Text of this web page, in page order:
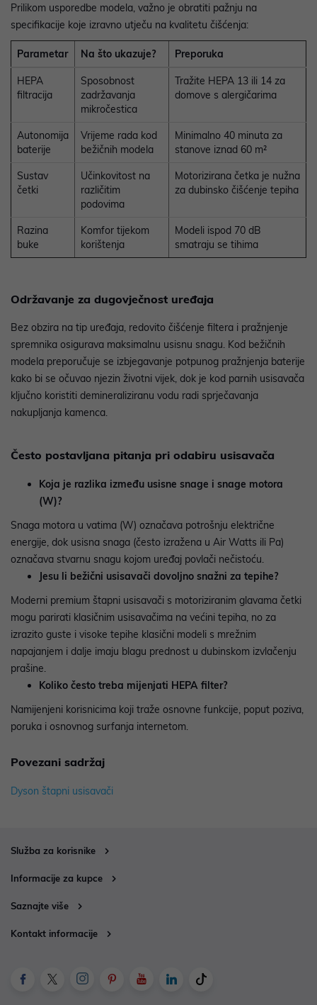
Prilikom usporedbe modela, važno je obratiti pažnju na
specifikacije koje izravno utječu na kvalitetu čišćenja:
Parametar Na što ukazuje? Preporuka
HEPA
filtracija
Sposobnost
zadržavanja
mikročestica
Tražite HEPA 13 ili 14 za
domove s alergičarima
Autonomija
baterije
Vrijeme rada kod
bežičnih modela
Minimalno 40 minuta za
stanove iznad 60 m²
Sustav
četki
Učinkovitost na
različitim
podovima
Motorizirana četka je nužna
za dubinsko čišćenje tepiha
Razina
buke
Komfor tijekom
korištenja
Modeli ispod 70 dB
smatraju se tihima
Održavanje za dugovječnost uređaja
Bez obzira na tip uređaja, redovito čišćenje filtera i pražnjenje
spremnika osigurava maksimalnu usisnu snagu. Kod bežičnih
modela preporučuje se izbjegavanje potpunog pražnjenja baterije
kako bi se očuvao njezin životni vijek, dok je kod parnih usisavača
ključno koristiti demineraliziranu vodu radi sprječavanja
nakupljanja kamenca.
Često postavljana pitanja pri odabiru usisavača
Koja je razlika između usisne snage i snage motora
(W)?
Snaga motora u vatima (W) označava potrošnju električne
energije, dok usisna snaga (često izražena u Air Watts ili Pa)
označava stvarnu snagu kojom uređaj povlači nečistoću.
Jesu li bežični usisavači dovoljno snažni za tepihe?
Moderni premium štapni usisavači s motoriziranim glavama četki
mogu parirati klasičnim usisavačima na većini tepiha, no za
izrazito guste i visoke tepihe klasični modeli s mrežnim
napajanjem i dalje imaju blagu prednost u dubinskom izvlačenju
prašine.
Koliko često treba mijenjati HEPA filter?
Namijenjeni korisnicima koji traže osnovne funkcije, poput poziva,
poruka i osnovnog surfanja internetom.
Povezani sadržaj
Dyson štapni usisavači
Služba za korisnike
Informacije za kupce
Saznajte više
Kontakt informacije